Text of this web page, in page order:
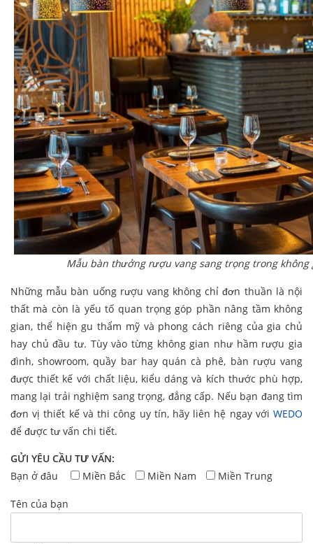
Mẫu bàn thưởng rượu vang sang trọng trong không
Những mẫu bàn uống rượu vang không chỉ đơn thuần là nội
thất mà còn là yếu tố quan trọng góp phần nâng tầm không
gian, thể hiện gu thẩm mỹ và phong cách riêng của gia chủ
hay chủ đầu tư. Tùy vào từng không gian như hầm rượu gia
đình, showroom, quầy bar hay quán cà phê, bàn rượu vang
được thiết kế với chất liệu, kiểu dáng và kích thước phù hợp,
mang lại trải nghiệm sang trọng, đẳng cấp. Nếu bạn đang tìm
đơn vị thiết kế và thi công uy tín, hãy liên hệ ngay với WEDO
để được tư vấn chi tiết.
GỬI YÊU CẦU TƯ VẤN:
Bạn ở đâu
Miền Bắc Miền Nam Miền Trung
Tên của bạn